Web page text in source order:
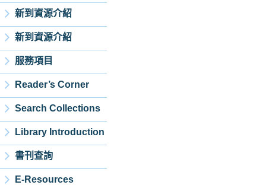
新到資源介紹
新到資源介紹
服務項目
Reader’s Corner
Search Collections
Library Introduction
書刊查詢
E-Resources